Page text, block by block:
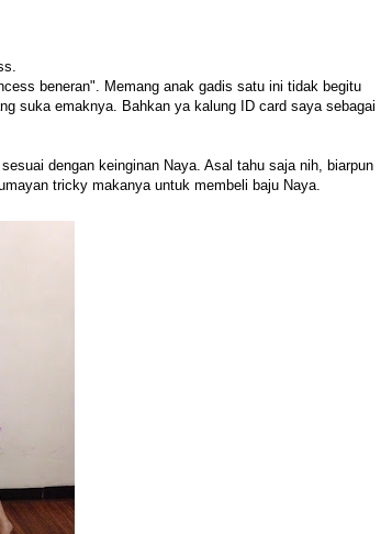
beneran". Memang anak gadis satu ini tidak begitu
suka emaknya. Bahkan ya kalung ID card saya sebagai
dengan keinginan Naya. Asal tahu saja nih, biarpun
tricky makanya untuk membeli baju Naya.